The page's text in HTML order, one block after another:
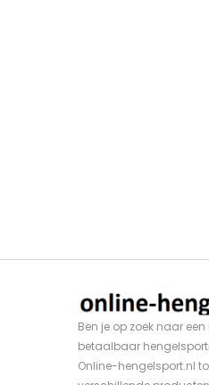
Ben je op zoek naar
betaalbaar
Online-hengelsport.nl